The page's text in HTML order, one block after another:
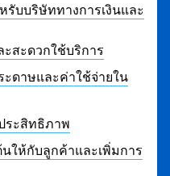
รับบริษัททางการเงินและ
สะดวกใช้บริการ
ดาษและค่าใช้จ่ายใน
ระสิทธิภาพ
ให้กับลูกค้าและเพิ่มการ